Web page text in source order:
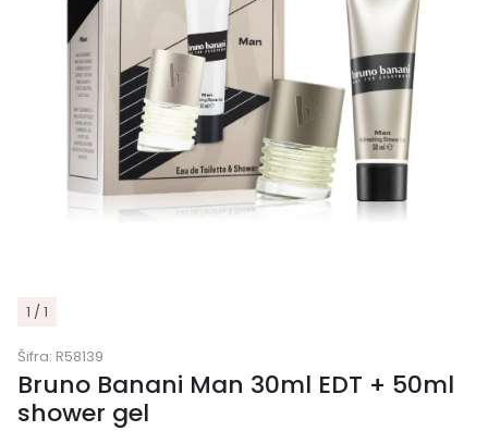
1 / 1
Šifra: R58139
Bruno Banani Man 30ml EDT + 50ml
shower gel